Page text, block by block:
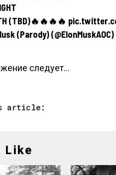
(TBD)🔥🔥🔥🔥
(Parody)
следует…
article:
Like